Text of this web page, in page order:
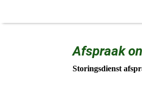
Afspraak
Storingsdienst